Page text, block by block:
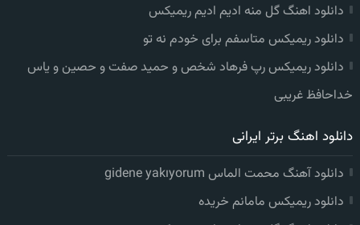
دانلود اهنگ گل منه ادیم ادیم ریمیکس
دانلود ریمیکس متاسفم برای خودم نه تو
دانلود ریمیکس رپ فرهاد شخص و حمید صفت و حصین و یاس
خداحافظ غریبی
دانلود اهنگ برتر ایرانی
دانلود آهنگ محمت الماس gidene yakıyorum
دانلود ریمیکس مامانم خریده